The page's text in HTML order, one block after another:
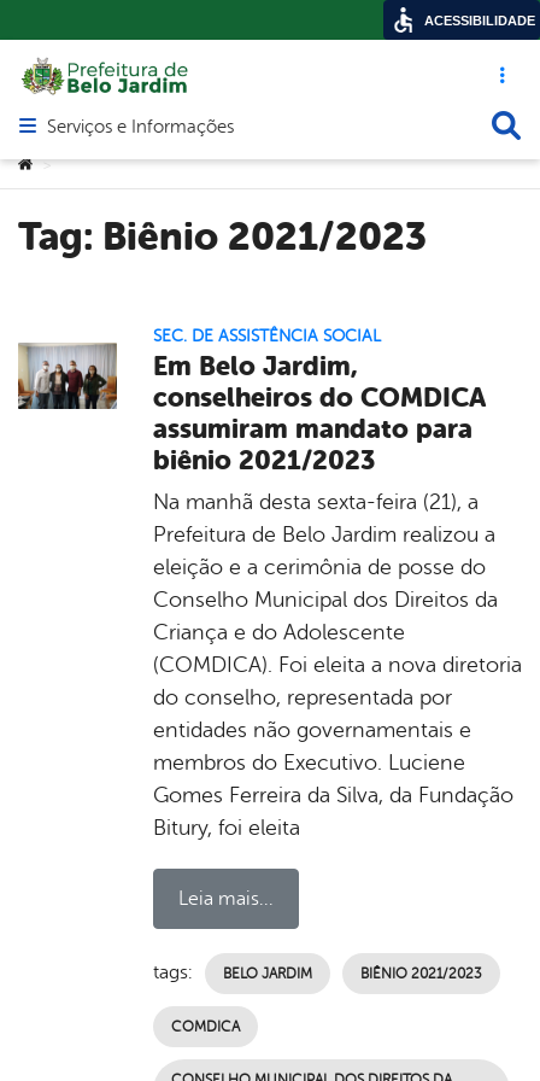
Acesso
Abrir menu principal de navegação
Serviços e Informações
Você está aqui:
>
Tag: Biênio 2021/2023
SEC. DE ASSISTÊNCIA SOCIAL
Em Belo Jardim,
conselheiros do COMDICA
assumiram mandato para
biênio 2021/2023
Na manhã desta sexta-feira (21), a
Prefeitura de Belo Jardim realizou a
eleição e a cerimônia de posse do
Conselho Municipal dos Direitos da
Criança e do Adolescente
(COMDICA). Foi eleita a nova diretoria
do conselho, representada por
entidades não governamentais e
membros do Executivo. Luciene
Gomes Ferreira da Silva, da Fundação
Bitury, foi eleita
Leia mais...
tags: BELO JARDIM BIÊNIO 2021/2023
COMDICA
ACESSIBILIDADE